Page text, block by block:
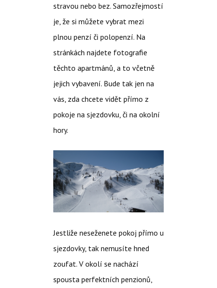
stravou nebo bez. Samozřejmostí
je, že si můžete vybrat mezi
plnou penzí či polopenzí. Na
stránkách najdete fotografie
těchto apartmánů, a to včetně
jejich vybavení. Bude tak jen na
vás, zda chcete vidět přímo z
pokoje na sjezdovku, či na okolní
hory.
Jestliže neseženete pokoj přímo u
sjezdovky, tak nemusíte hned
zoufat. V okolí se nachází
spousta perfektních penzionů,